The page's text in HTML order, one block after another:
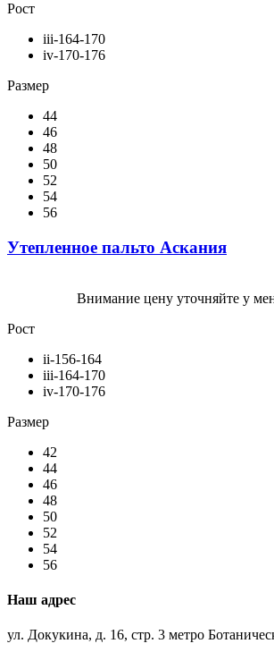
Рост
iii-164-170
iv-170-176
Размер
44
46
48
50
52
54
56
Утепленное пальто Аскания
Внимание цену уточняйте у
Рост
ii-156-164
iii-164-170
iv-170-176
Размер
42
44
46
48
50
52
54
56
Наш адрес
ул. Докукина, д. 16, стр. 3 метро